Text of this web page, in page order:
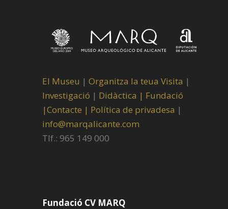
El Museu | Organitza la teua Visita |
Investigació | Didàctica | Fundació
|Contacte | Política de privadesa |
info@marqalicante.com
Tlf.: 965 149 000
Fundació CV MARQ